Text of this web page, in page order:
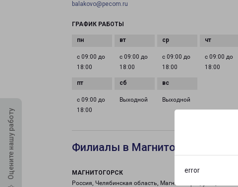
error
Оцените нашу работу
balakovo@pecom.ru
ГРАФИК РАБОТЫ
с 09:00 до
18:00
с 09:00 до
18:00
с 09:00 до
18:00
с 09:00 до
18:00
с 09:00 до
18:00
Выходной Выходной
Филиалы в Магнитогорске
МАГНИТОГОРСК
Россия, Челябинская область, Магнитогорск, улица